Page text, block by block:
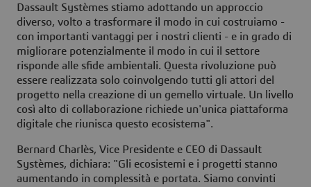
Dassault Systèmes stiamo adottando un approccio
diverso, volto a trasformare il modo in cui costruiamo -
con importanti vantaggi per i nostri clienti - e in grado di
migliorare potenzialmente il modo in cui il settore
risponde alle sfide ambientali. Questa rivoluzione può
essere realizzata solo coinvolgendo tutti gli attori del
progetto nella creazione di un gemello virtuale. Un livello
così alto di collaborazione richiede un'unica piattaforma
digitale che riunisca questo ecosistema".
Bernard Charlès, Vice Presidente e CEO di Dassault
Systèmes, dichiara: "Gli ecosistemi e i progetti stanno
aumentando in complessità e portata. Siamo convinti